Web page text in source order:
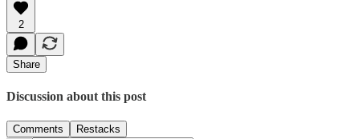
2
Share
Discussion about this post
Comments Restacks